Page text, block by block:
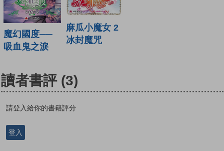
魔幻國度──
吸血鬼之淚
麻瓜小魔女 2
冰封魔咒
讀者書評 (3)
請登入給你的書籍評分
登入